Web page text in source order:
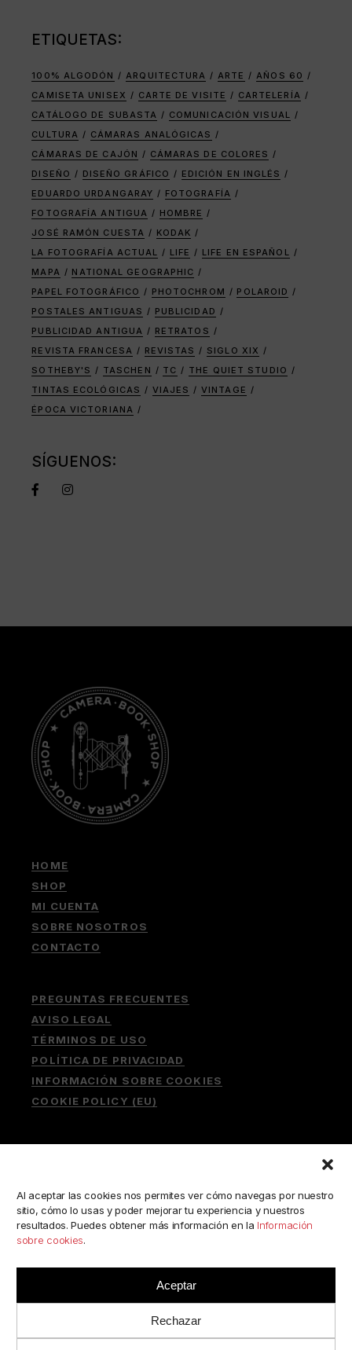
Al aceptar las cookies nos permites ver cómo navegas por nuestro
sitio, cómo lo usas y poder mejorar tu experiencia y nuestros
resultados. Puedes obtener más información en la Información
sobre cookies.
Aceptar
Rechazar
ETIQUETAS:
100% ALGODÓN ARQUITECTURA ARTE
AÑOS 60
CAMISETA UNISEX
CARTE DE VISITE
CARTELERÍA
CATÁLOGO DE SUBASTA
COMUNICACIÓN VISUAL
CULTURA
CÁMARAS ANALÓGICAS
CÁMARAS DE CAJÓN
CÁMARAS DE COLORES
DISEÑO
DISEÑO GRÁFICO
EDICIÓN EN INGLÉS
EDUARDO URDANGARAY
FOTOGRAFÍA
FOTOGRAFÍA ANTIGUA
HOMBRE
JOSÉ RAMÓN CUESTA
KODAK
LA FOTOGRAFÍA ACTUAL
LIFE
LIFE EN ESPAÑOL
MAPA
NATIONAL GEOGRAPHIC
PAPEL FOTOGRÁFICO
PHOTOCHROM
POLAROID
POSTALES ANTIGUAS
PUBLICIDAD
PUBLICIDAD ANTIGUA
RETRATOS
REVISTA FRANCESA
REVISTAS
SIGLO XIX
SOTHEBY'S
TASCHEN TC
THE QUIET STUDIO
TINTAS ECOLÓGICAS
VIAJES
VINTAGE
ÉPOCA VICTORIANA
SÍGUENOS:
HOME
SHOP
MI CUENTA
SOBRE NOSOTROS
CONTACTO
PREGUNTAS FRECUENTES
AVISO LEGAL
TÉRMINOS DE USO
POLÍTICA DE PRIVACIDAD
INFORMACIÓN SOBRE COOKIES
COOKIE POLICY (EU)
Buscar: